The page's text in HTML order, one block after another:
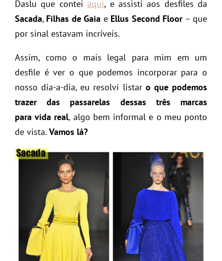
Daslu que conteiaqui, e assisti aos desfiles da
Sacada, Filhas de Gaia e Ellus Second Floor– que
por sinal estavam incríveis.
Assim, como o mais legal para mim em um
desfile é ver o que podemos incorporar para o
nosso dia-a-dia, eu resolvi listar o que podemos
trazer das passarelas dessas três marcas
para vida real, algo bem informal e o meu ponto
de vista. Vamos lá?